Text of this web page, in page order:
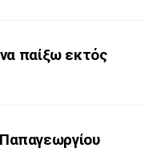
να παίξω εκτός